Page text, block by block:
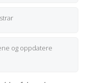
og oppdatere